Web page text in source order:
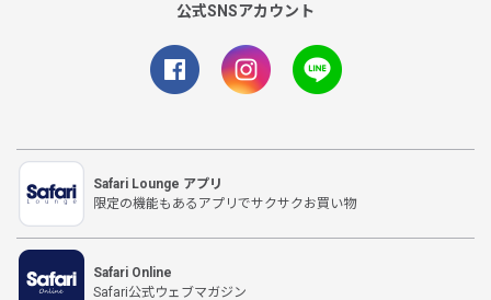
公式SNSアカウント
Safari Lounge アプリ
限定の機能もあるアプリでサクサクお買い物
Safari Online
Safari公式ウェブマガジン